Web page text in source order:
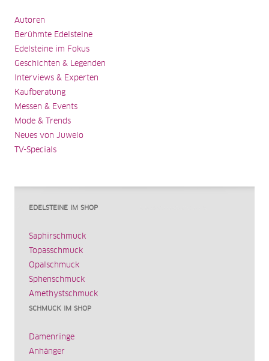
Autoren
Berühmte Edelsteine
Edelsteine im Fokus
Geschichten & Legenden
Interviews & Experten
Kaufberatung
Messen & Events
Mode & Trends
Neues von Juwelo
TV-Specials
EDELSTEINE IM SHOP
Saphirschmuck
Topasschmuck
Opalschmuck
Sphenschmuck
Amethystschmuck
SCHMUCK IM SHOP
Damenringe
Anhänger